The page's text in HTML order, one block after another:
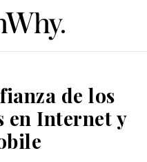
de los
en Internet y